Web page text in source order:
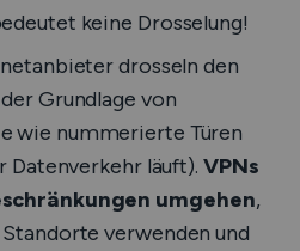
keine Drosselung!
drosseln den
Grundlage von
wie nummerierte Türen
Datenverkehr läuft). VPNs
umgehen,
verwenden und